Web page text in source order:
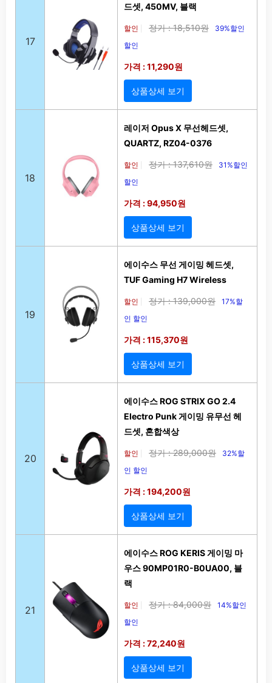
17
드셋, 450MV, 블랙
할인 정가 : 18,510원
39%할인
할인
가격 : 11,290원
상품상세 보기
18
레이저 Opus X 무선헤드셋,
QUARTZ, RZ04-0376
할인 정가 : 137,610원
31%할인
할인
가격 : 94,950원
상품상세 보기
19
에이수스 무선 게이밍 헤드셋,
TUF Gaming H7 Wireless
할인 정가 : 139,000원
17%할
인 할인
가격 : 115,370원
상품상세 보기
20
에이수스 ROG STRIX GO 2.4
Electro Punk 게이밍 유무선 헤
드셋, 혼합색상
할인 정가 : 289,000원
32%할
인 할인
가격 : 194,200원
상품상세 보기
21
에이수스 ROG KERIS 게이밍 마
우스 90MP01R0-B0UA00, 블
랙
할인 정가 : 84,000원
14%할인
할인
가격 : 72,240원
상품상세 보기